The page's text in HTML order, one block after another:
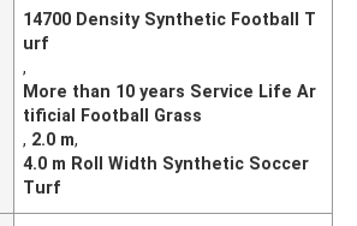
14700 Density Synthetic Football T
urf
,
More than 10 years Service Life Ar
tificial Football Grass
, 2.0 m,
4.0 m Roll Width Synthetic Soccer
Turf